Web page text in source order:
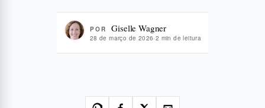
POR Giselle Wagner
28 de março de 2026·2 min de leitura